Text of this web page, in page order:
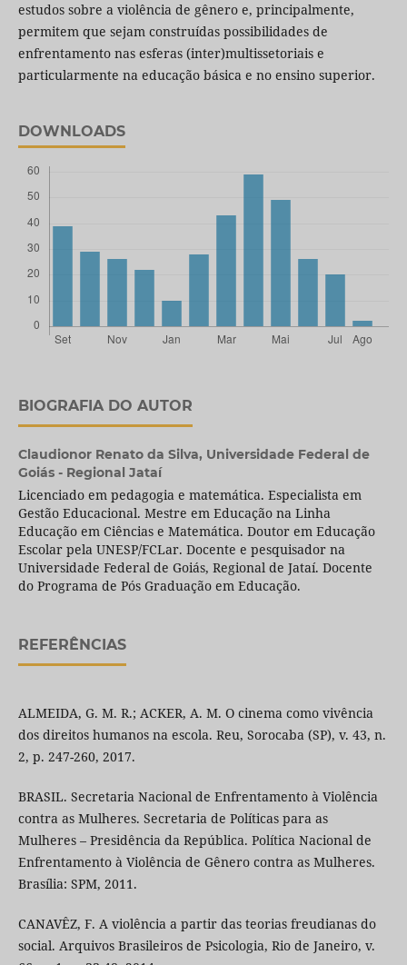
estudos sobre a violência de gênero e, principalmente,
permitem que sejam construídas possibilidades de
enfrentamento nas esferas (inter)multissetoriais e
particularmente na educação básica e no ensino superior.
DOWNLOADS
BIOGRAFIA DO AUTOR
Claudionor Renato da Silva, Universidade Federal de
Goiás - Regional Jataí
Licenciado em pedagogia e matemática. Especialista em
Gestão Educacional. Mestre em Educação na Linha
Educação em Ciências e Matemática. Doutor em Educação
Escolar pela UNESP/FCLar. Docente e pesquisador na
Universidade Federal de Goiás, Regional de Jataí. Docente
do Programa de Pós Graduação em Educação.
REFERÊNCIAS
ALMEIDA, G. M. R.; ACKER, A. M. O cinema como vivência
dos direitos humanos na escola. Reu, Sorocaba (SP), v. 43, n.
2, p. 247-260, 2017.
BRASIL. Secretaria Nacional de Enfrentamento à Violência
contra as Mulheres. Secretaria de Políticas para as
Mulheres – Presidência da República. Política Nacional de
Enfrentamento à Violência de Gênero contra as Mulheres.
Brasília: SPM, 2011.
CANAVÊZ, F. A violência a partir das teorias freudianas do
social. Arquivos Brasileiros de Psicologia, Rio de Janeiro, v.